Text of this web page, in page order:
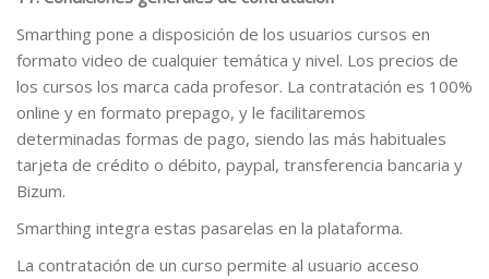
Smarthing pone a disposición de los usuarios cursos en
formato video de cualquier temática y nivel. Los precios de
los cursos los marca cada profesor. La contratación es 100%
online y en formato prepago, y le facilitaremos
determinadas formas de pago, siendo las más habituales
tarjeta de crédito o débito, paypal, transferencia bancaria y
Bizum.
Smarthing integra estas pasarelas en la plataforma.
La contratación de un curso permite al usuario acceso